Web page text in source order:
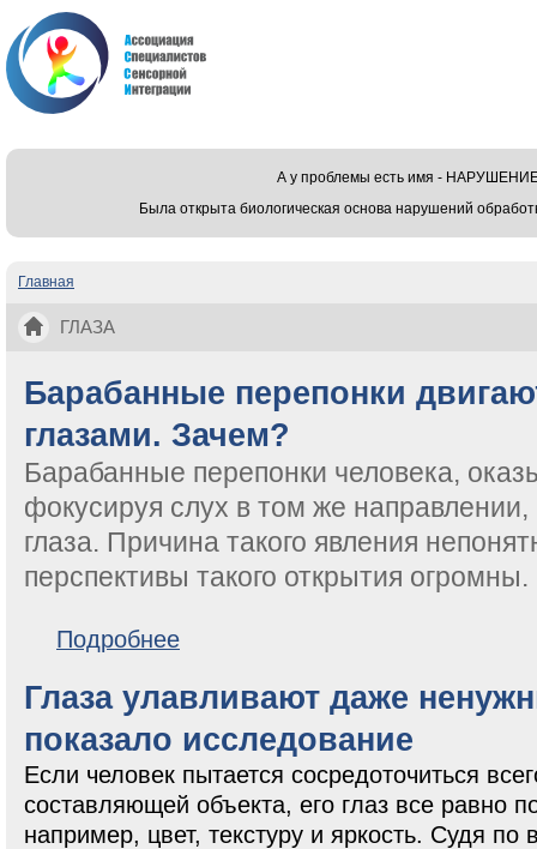
А у проблемы есть имя -
Была открыта биологическая основа нарушений
Вы здесь
Главная
ГЛАЗА
Барабанные перепонки
глазами. Зачем?
Барабанные перепонки человека,
фокусируя слух в том же направлении,
глаза. Причина такого явления
перспективы такого открытия огромны.
Подробнее
Глаза улавливают даже
показало исследование
Если человек пытается сосредоточиться
составляющей объекта, его глаз все равно
например, цвет, текстуру и яркость. Судя